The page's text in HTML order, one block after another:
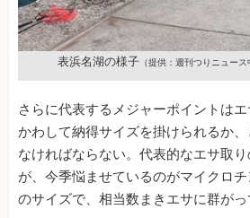
表浜名湖の様子（提供：週刊つりニュース
さらに代表するメジャーポイントは
かわして納得サイズを掛けられるか
なければならない。代表的なエサ取
が、今季悩ませているのがマイクロ
のサイズで、相当数まきエサに群がっ